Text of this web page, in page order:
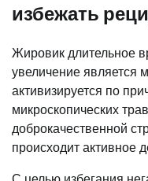
избежать
Жировик длительное
увеличение является
активизируется по
микроскопических
доброкачественной
происходит активное